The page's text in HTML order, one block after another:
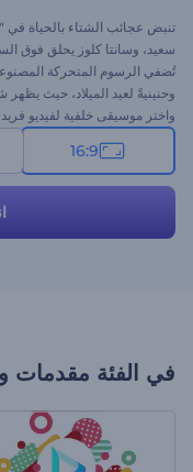
تنبض عجائب الشتاء بالحياة في
سعيد، وسانتا كلوز يحلق فوق
تُضفي الرسوم المتحركة
وحنينيةً لعيد الميلاد، حيث
واختر موسيقى خلفية لفيديو
وجميع محتوياتك الاحتفالية. جرّب
16:9
في الفئة مقدمات